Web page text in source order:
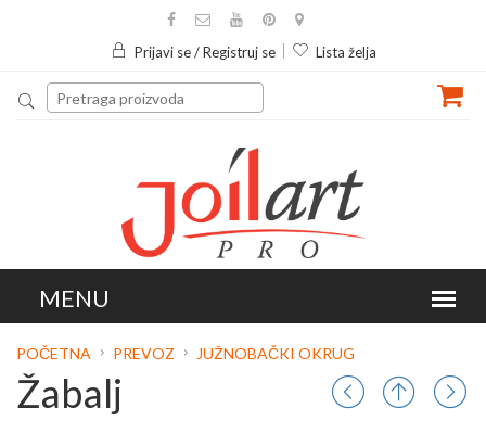
Prijavi se / Registruj se Lista želja
POČETNA PREVOZ JUŽNOBAČKI OKRUG
Žabalj